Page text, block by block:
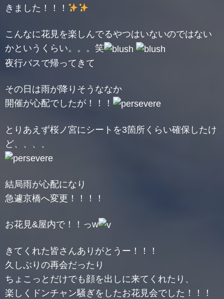
きました！！！
こんなに花見を楽しんでるやつはいないのではない
かというくらい。。。笑
夜行バスで帰ってきて
その日は雨が降りそうななか
開催が心配でしたが！！！
とりあえず桜ノ宮にシートを3箇所くらい確保したけ
ど、、、、
結局雨が心配になり
急遽京橋へ変更！！！！
お花見&屋内で！！っw️
きてくれた皆さんありがとうー！！！
久しぶりの再会だったり
ちょこっとだけでも顔を出しに来てくれたり、
楽しくドンチャン騒ぎをしたお花見会でした！！！